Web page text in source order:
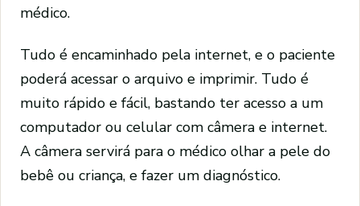
médico.
Tudo é encaminhado pela internet, e o paciente
poderá acessar o arquivo e imprimir. Tudo é
muito rápido e fácil, bastando ter acesso a um
computador ou celular com câmera e internet.
A câmera servirá para o médico olhar a pele do
bebê ou criança, e fazer um diagnóstico.